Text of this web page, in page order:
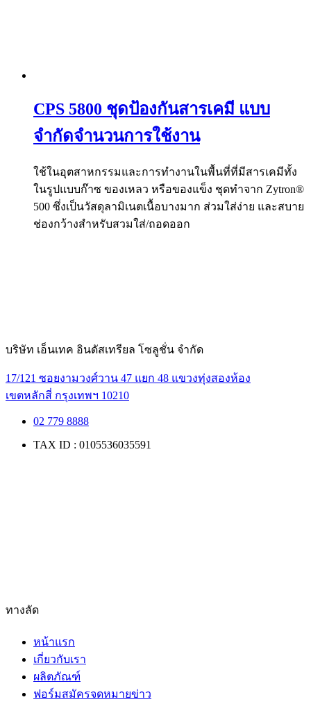
CPS 5800 ชุดป้องกันสารเคมี แบบ
จำกัดจำนวนการใช้งาน
ใช้ในอุตสาหกรรมและการทำงานในพื้นที่ที่มีสารเคมีทั้ง
ในรูปแบบก๊าซ ของเหลว หรือของแข็ง ชุดทำจาก Zytron®
500 ซึ่งเป็นวัสดุลามิเนตเนื้อบางมาก ส่วมใส่ง่าย และสบาย
ช่องกว้างสำหรับสวมใส่/ถอดออก
บริษัท เอ็นเทค อินดัสเทรียล โซลูชั่น จำกัด
17/121 ซอยงามวงศ์วาน 47 แยก 48 แขวงทุ่งสองห้อง
เขตหลักสี่ กรุงเทพฯ 10210
02 779 8888
TAX ID : 0105536035591
ทางลัด
หน้าแรก
เกี่ยวกับเรา
ผลิตภัณฑ์
ฟอร์มสมัครจดหมายข่าว